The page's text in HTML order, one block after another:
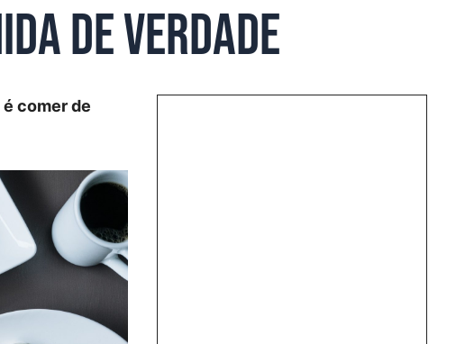
de verdade
comer de